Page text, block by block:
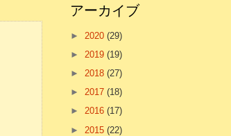
アーカイブ
► 2020 (29)
► 2019 (19)
► 2018 (27)
► 2017 (18)
► 2016 (17)
► 2015 (22)